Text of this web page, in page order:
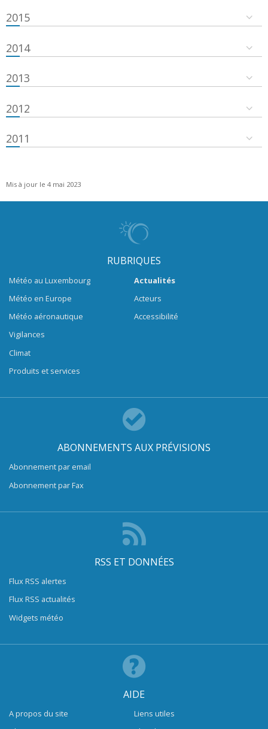
2015
2014
2013
2012
2011
Mis à jour le 4 mai 2023
RUBRIQUES
Météo au Luxembourg
Météo en Europe
Météo aéronautique
Vigilances
Climat
Produits et services
Actualités
Acteurs
Accessibilité
ABONNEMENTS AUX PRÉVISIONS
Abonnement par email
Abonnement par Fax
RSS ET DONNÉES
Flux RSS alertes
Flux RSS actualités
Widgets météo
AIDE
A propos du site
Liens utiles